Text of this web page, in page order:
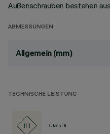
Außenschrauben bestehen
ABMESSUNGEN
Allgemein (mm)
TECHNISCHE LEISTUNG
Class III